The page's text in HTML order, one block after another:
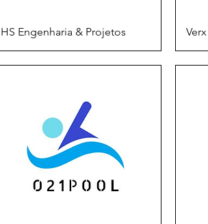
HS Engenharia & Projetos